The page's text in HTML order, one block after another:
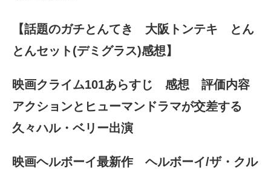
【話題のガチとんてき 大阪トンテキ とん
とんセット(デミグラス)感想】
映画クライム101あらすじ 感想 評価内容
アクションとヒューマンドラマが交差する
久々ハル・ベリー出演
映画ヘルボーイ最新作 ヘルボーイ/ザ・クル